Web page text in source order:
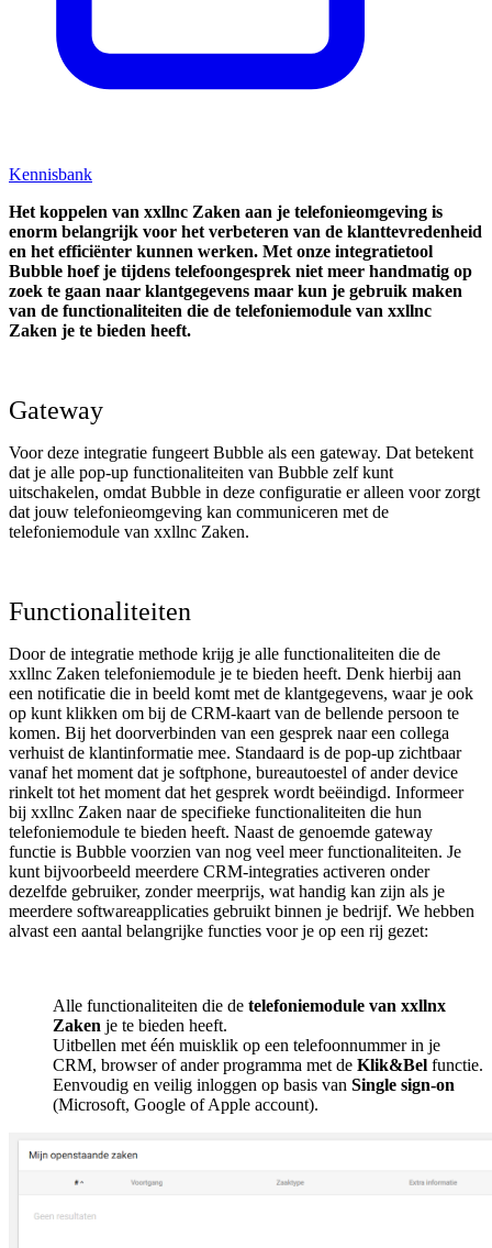
Kennisbank
Het koppelen van xxllnc Zaken aan je telefonieomgeving is
enorm belangrijk voor het verbeteren van de klanttevredenheid
en het efficiënter kunnen werken. Met onze integratietool
Bubble hoef je tijdens telefoongesprek niet meer handmatig op
zoek te gaan naar klantgegevens maar kun je gebruik maken
van de functionaliteiten die de telefoniemodule van xxllnc
Zaken je te bieden heeft.
Gateway
Voor deze integratie fungeert Bubble als een gateway. Dat betekent
dat je alle pop-up functionaliteiten van Bubble zelf kunt
uitschakelen, omdat Bubble in deze configuratie er alleen voor zorgt
dat jouw telefonieomgeving kan communiceren met de
telefoniemodule van xxllnc Zaken.
Functionaliteiten
Door de integratie methode krijg je alle functionaliteiten die de
xxllnc Zaken telefoniemodule je te bieden heeft. Denk hierbij aan
een notificatie die in beeld komt met de klantgegevens, waar je ook
op kunt klikken om bij de CRM-kaart van de bellende persoon te
komen. Bij het doorverbinden van een gesprek naar een collega
verhuist de klantinformatie mee. Standaard is de pop-up zichtbaar
vanaf het moment dat je softphone, bureautoestel of ander device
rinkelt tot het moment dat het gesprek wordt beëindigd. Informeer
bij xxllnc Zaken naar de specifieke functionaliteiten die hun
telefoniemodule te bieden heeft. Naast de genoemde gateway
functie is Bubble voorzien van nog veel meer functionaliteiten. Je
kunt bijvoorbeeld meerdere CRM-integraties activeren onder
dezelfde gebruiker, zonder meerprijs, wat handig kan zijn als je
meerdere softwareapplicaties gebruikt binnen je bedrijf. We hebben
alvast een aantal belangrijke functies voor je op een rij gezet:
Alle functionaliteiten die de telefoniemodule van xxllnx
Zaken je te bieden heeft.
Uitbellen met één muisklik op een telefoonnummer in je
CRM, browser of ander programma met de Klik&Bel functie.
Eenvoudig en veilig inloggen op basis van Single sign-on
(Microsoft, Google of Apple account).